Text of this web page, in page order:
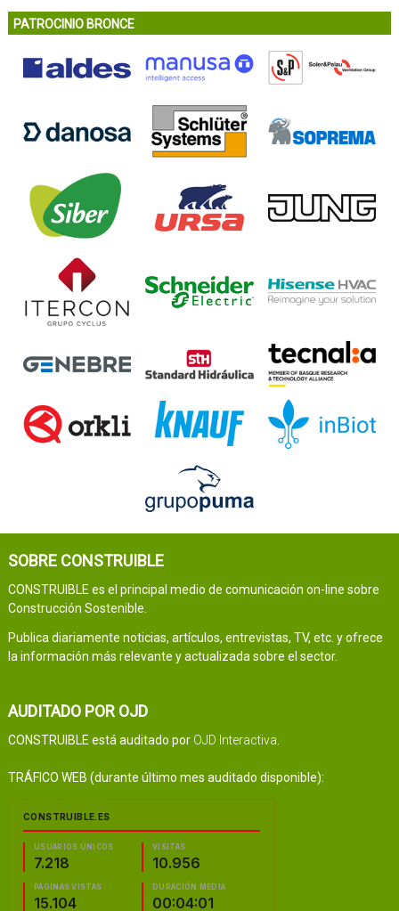
PATROCINIO BRONCE
SOBRE CONSTRUIBLE
CONSTRUIBLE es el principal medio de comunicación on-line sobre
Construcción Sostenible.
Publica diariamente noticias, artículos, entrevistas, TV, etc. y ofrece
la información más relevante y actualizada sobre el sector.
AUDITADO POR OJD
CONSTRUIBLE está auditado por OJD Interactiva.
TRÁFICO WEB (durante último mes auditado disponible):